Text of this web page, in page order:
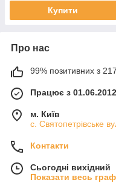
Купити
Про нас
99% позитивних з 217
Працює з 01.06.2012
м. Київ
с. Святопетрівське
Контакти
Сьогодні вихідний
Показати весь